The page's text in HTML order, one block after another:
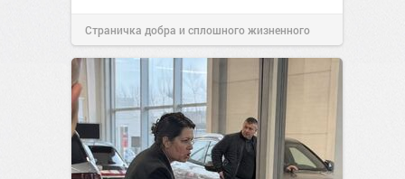
Страничка добра и сплошного жизненного
позитива!17:38Вчера